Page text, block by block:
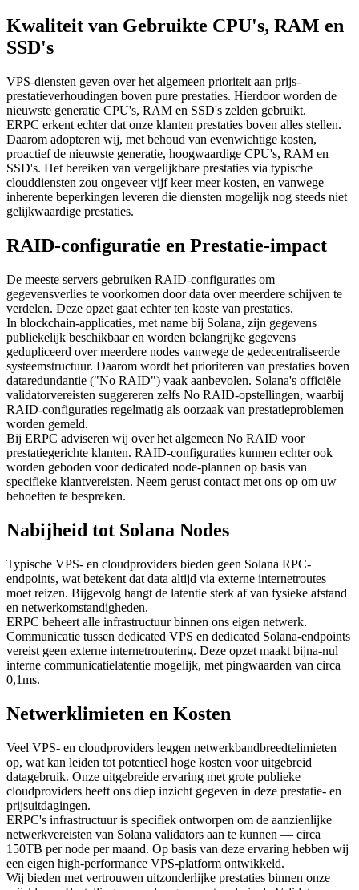
Kwaliteit van Gebruikte CPU's, RAM en
SSD's
VPS-diensten geven over het algemeen prioriteit aan prijs-
prestatieverhoudingen boven pure prestaties. Hierdoor worden de
nieuwste generatie CPU's, RAM en SSD's zelden gebruikt.
ERPC erkent echter dat onze klanten prestaties boven alles stellen.
Daarom adopteren wij, met behoud van evenwichtige kosten,
proactief de nieuwste generatie, hoogwaardige CPU's, RAM en
SSD's. Het bereiken van vergelijkbare prestaties via typische
clouddiensten zou ongeveer vijf keer meer kosten, en vanwege
inherente beperkingen leveren die diensten mogelijk nog steeds niet
gelijkwaardige prestaties.
RAID-configuratie en Prestatie-impact
De meeste servers gebruiken RAID-configuraties om
gegevensverlies te voorkomen door data over meerdere schijven te
verdelen. Deze opzet gaat echter ten koste van prestaties.
In blockchain-applicaties, met name bij Solana, zijn gegevens
publiekelijk beschikbaar en worden belangrijke gegevens
gedupliceerd over meerdere nodes vanwege de gedecentraliseerde
systeemstructuur. Daarom wordt het prioriteren van prestaties boven
dataredundantie ("No RAID") vaak aanbevolen. Solana's officiële
validatorvereisten suggereren zelfs No RAID-opstellingen, waarbij
RAID-configuraties regelmatig als oorzaak van prestatieproblemen
worden gemeld.
Bij ERPC adviseren wij over het algemeen No RAID voor
prestatiegerichte klanten. RAID-configuraties kunnen echter ook
worden geboden voor dedicated node-plannen op basis van
specifieke klantvereisten. Neem gerust contact met ons op om uw
behoeften te bespreken.
Nabijheid tot Solana Nodes
Typische VPS- en cloudproviders bieden geen Solana RPC-
endpoints, wat betekent dat data altijd via externe internetroutes
moet reizen. Bijgevolg hangt de latentie sterk af van fysieke afstand
en netwerkomstandigheden.
ERPC beheert alle infrastructuur binnen ons eigen netwerk.
Communicatie tussen dedicated VPS en dedicated Solana-endpoints
vereist geen externe internetroutering. Deze opzet maakt bijna-nul
interne communicatielatentie mogelijk, met pingwaarden van circa
0,1ms.
Netwerklimieten en Kosten
Veel VPS- en cloudproviders leggen netwerkbandbreedtelimieten
op, wat kan leiden tot potentieel hoge kosten voor uitgebreid
datagebruik. Onze uitgebreide ervaring met grote publieke
cloudproviders heeft ons diep inzicht gegeven in deze prestatie- en
prijsuitdagingen.
ERPC's infrastructuur is specifiek ontworpen om de aanzienlijke
netwerkvereisten van Solana validators aan te kunnen — circa
150TB per node per maand. Op basis van deze ervaring hebben wij
een eigen high-performance VPS-platform ontwikkeld.
Wij bieden met vertrouwen uitzonderlijke prestaties binnen onze